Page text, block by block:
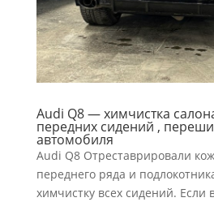
Audi Q8 — химчистка
передних сидений ,
автомобиля
Audi Q8 Отреставрировали
переднего ряда и
химчистку всех сидений. Если